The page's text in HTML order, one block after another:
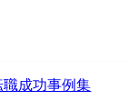
職成功事例集